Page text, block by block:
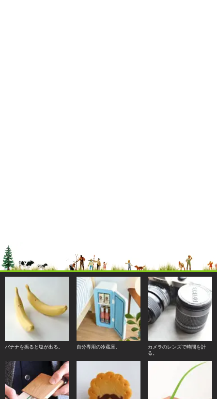
バナナを振ると塩が出る。 自分専用の冷蔵庫。
カメラのレンズで時間を計
る。